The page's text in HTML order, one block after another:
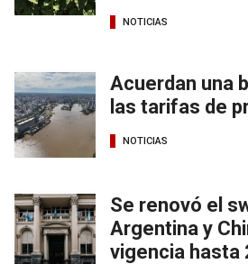
NOTICIAS
Acuerdan una
las tarifas de
NOTICIAS
Se renovó el
Argentina y
vigencia hasta